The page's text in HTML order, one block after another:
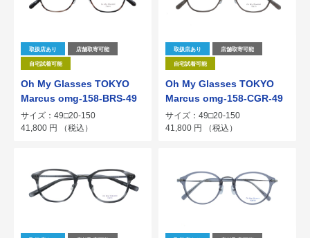
取扱店あり 店舗取寄可能
自宅試着可能
Oh My Glasses TOKYO
Marcus omg-158-BRS-49
サイズ：49□20-150
41,800 円 （税込）
取扱店あり 店舗取寄可能
自宅試着可能
Oh My Glasses TOKYO
Marcus omg-158-CGR-49
サイズ：49□20-150
41,800 円 （税込）